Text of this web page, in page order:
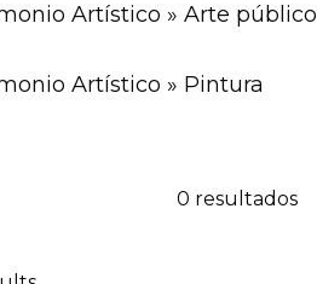
Artístico » Arte público
Artístico » Pintura
0 resultados